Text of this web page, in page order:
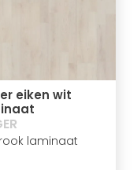
eiken wit
laminaat